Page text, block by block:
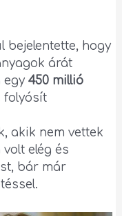
bejelentette, hogy
árát
egy 450 millió
folyósít
akik nem vettek
elég és
bár már